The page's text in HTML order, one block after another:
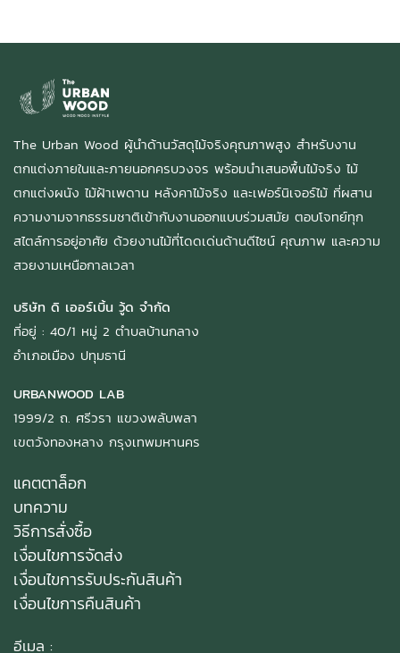
The Urban Wood ผู้นำด้านวัสดุไม้จริงคุณภาพสูง สำหรับงาน
ตกแต่งภายในและภายนอกครบวงจร พร้อมนำเสนอพื้นไม้จริง ไม้
ตกแต่งผนัง ไม้ฝ้าเพดาน หลังคาไม้จริง และเฟอร์นิเจอร์ไม้ ที่ผสาน
ความงามจากธรรมชาติเข้ากับงานออกแบบร่วมสมัย ตอบโจทย์ทุก
สไตล์การอยู่อาศัย ด้วยงานไม้ที่โดดเด่นด้านดีไซน์ คุณภาพ และความ
สวยงามเหนือกาลเวลา
บริษัท ดิ เออร์เบิ้น วู้ด จำกัด
ที่อยู่ : 40/1 หมู่ 2 ตำบลบ้านกลาง
อำเภอเมือง ปทุมธานี
URBANWOOD LAB
1999/2 ถ. ศรีวรา แขวงพลับพลา
เขตวังทองหลาง กรุงเทพมหานคร
แคตตาล็อก
บทความ
วิธีการสั่งซื้อ
เงื่อนไขการจัดส่ง
เงื่อนไขการรับประกันสินค้า
เงื่อนไขการคืนสินค้า
อีเมล :